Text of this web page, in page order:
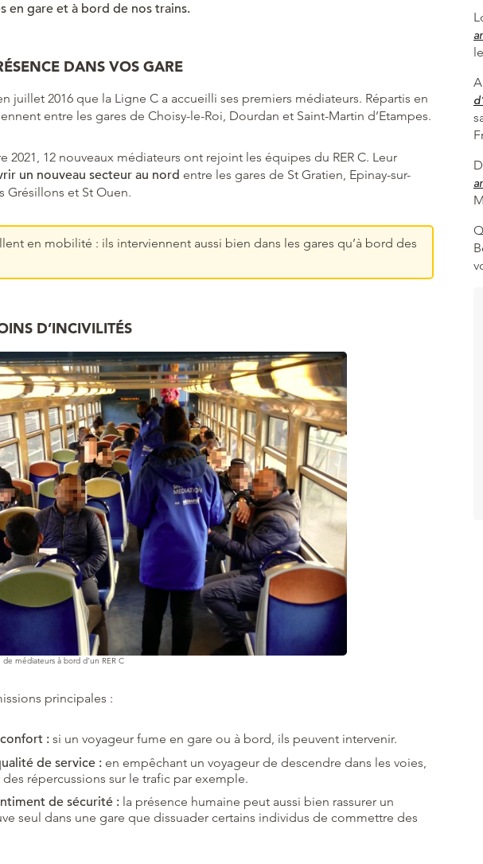
en gare et à bord de nos trains.
DANS VOS GARE
juillet 2016 que la Ligne C a accueilli ses premiers médiateurs. Répartis en
entre les gares de Choisy-le-Roi, Dourdan et Saint-Martin d’Etampes.
2021, 12 nouveaux médiateurs ont rejoint les équipes du RER C. Leur
un nouveau secteur au nord entre les gares de St Gratien, Epinay-sur-
Grésillons et St Ouen.
en mobilité : ils interviennent aussi bien dans les gares qu’à bord des
D’INCIVILITÉS
médiateurs à bord d’un RER C
principales :
: si un voyageur fume en gare ou à bord, ils peuvent intervenir.
de service : en empêchant un voyageur de descendre dans les voies,
répercussions sur le trafic par exemple.
de sécurité : la présence humaine peut aussi bien rassurer un
seul dans une gare que dissuader certains individus de commettre des